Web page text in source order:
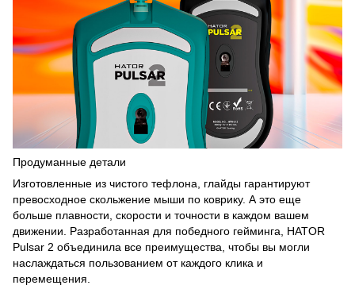
Продуманные детали
Изготовленные из чистого тефлона, глайды гарантируют
превосходное скольжение мыши по коврику. А это еще
больше плавности, скорости и точности в каждом вашем
движении. Разработанная для победного гейминга, HATOR
Pulsar 2 объединила все преимущества, чтобы вы могли
наслаждаться пользованием от каждого клика и
перемещения.